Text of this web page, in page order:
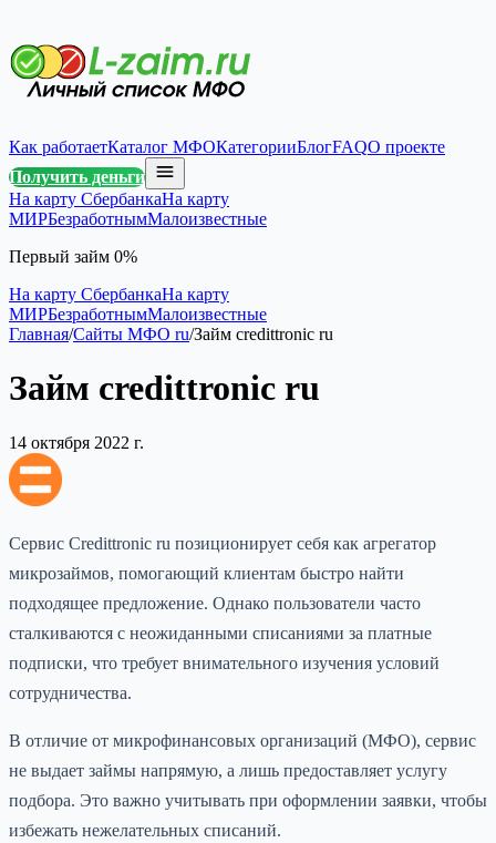
Как работаетКаталог МФОКатегорииБлогFAQО проекте
Получить деньги
На карту СбербанкаНа карту
МИРБезработнымМалоизвестные
Первый займ 0%
На карту СбербанкаНа карту
МИРБезработнымМалоизвестные
Главная/Сайты МФО ru/Займ credittronic ru
Займ credittronic ru
14 октября 2022 г.
Сервис Credittronic ru позиционирует себя как агрегатор
микрозаймов, помогающий клиентам быстро найти
подходящее предложение. Однако пользователи часто
сталкиваются с неожиданными списаниями за платные
подписки, что требует внимательного изучения условий
сотрудничества.
В отличие от микрофинансовых организаций (МФО), сервис
не выдает займы напрямую, а лишь предоставляет услугу
подбора. Это важно учитывать при оформлении заявки, чтобы
избежать нежелательных списаний.